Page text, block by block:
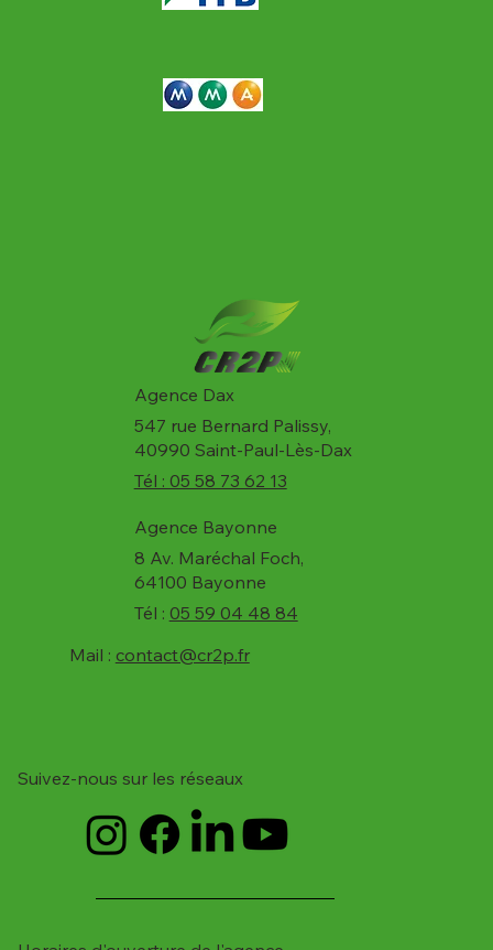
Agence Dax
547 rue Bernard Palissy,
40990 Saint-Paul-Lès-Dax
Tél : 05 58 73 62 13
Agence Bayonne
8 Av. Maréchal Foch,
64100 Bayonne
Tél : 05 59 04 48 84
Mail : contact@cr2p.fr
Suivez-nous sur les réseaux